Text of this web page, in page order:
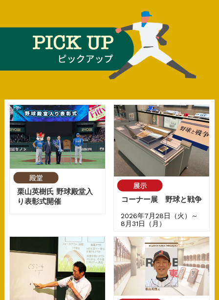
栗山英樹氏 野球殿堂入
り表彰式開催
コーナー展 野球と戦争
2026年7月28日（火）～
8月31日（月）